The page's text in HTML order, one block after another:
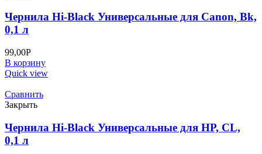
Чернила Hi-Black Универсальные для Canon, Bk,
0,1 л
99,00Р
В корзину
Quick view
Сравнить
Закрыть
Чернила Hi-Black Универсальные для HP, CL,
0,1 л